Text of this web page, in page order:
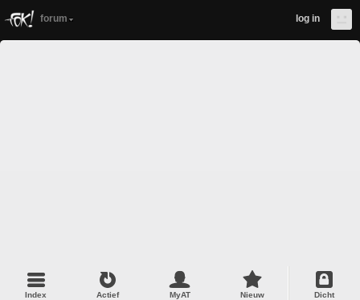
forum log in
Index Actief MyAT Nieuw Dicht